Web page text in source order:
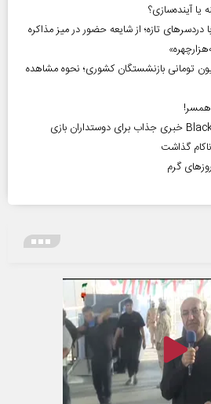
یا آینده‌سازی؟
تازه؛ از شایعه حضور در میز مذاکره
وام ضروری ۷۵ میلیون تومانی بازنشستگان کشوری؛ نحوه مشاهده
همسر!
گذاشت
گرم